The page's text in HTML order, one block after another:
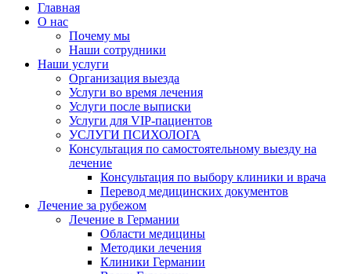
Главная
О нас
Почему мы
Наши сотрудники
Наши услуги
Организация выезда
Услуги во время лечения
Услуги после выписки
Услуги для VIP-пациентов
УСЛУГИ ПСИХОЛОГА
Консультация по самостоятельному выезду на
лечение
Консультация по выбору клиники и врача
Перевод медицинских документов
Лечение за рубежом
Лечение в Германии
Области медицины
Методики лечения
Клиники Германии